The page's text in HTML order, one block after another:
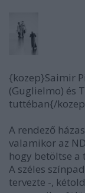
{kozep}Saimir
(Guglielmo) és
tuttéban{/
A rendező
valamikor az
hogy betöltse a
A széles
tervezte -,